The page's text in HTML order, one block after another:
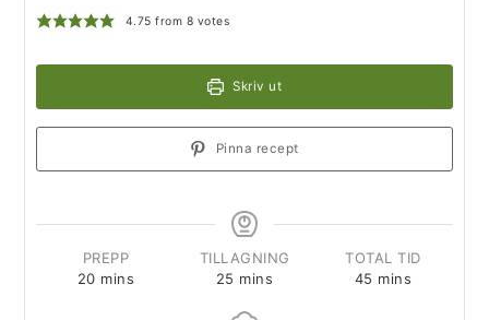
4.75 from 8 votes
Skriv ut
Pinna recept
PREPP
20 mins
TILLAGNING
25 mins
TOTAL TID
45 mins